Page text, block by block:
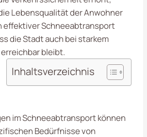
Lebensqualität der Anwohner
effektiver Schneeabtransport
die Stadt auch bei starkem
bleibt.
Inhaltsverzeichnis
im Schneeabtransport können
Bedürfnisse von